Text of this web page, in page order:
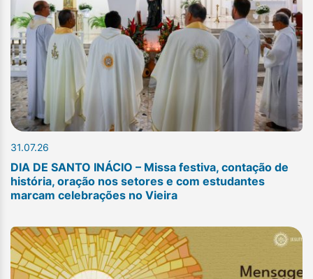
31.07.26
DIA DE SANTO INÁCIO – Missa festiva, contação de
história, oração nos setores e com estudantes
marcam celebrações no Vieira